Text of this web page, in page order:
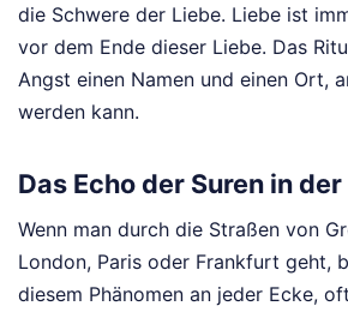
die Schwere der Liebe. Liebe ist
vor dem Ende dieser Liebe. Das
Angst einen Namen und einen Ort,
werden kann.
Das Echo der Suren in
Wenn man durch die Straßen von
London, Paris oder Frankfurt geht,
diesem Phänomen an jeder Ecke,